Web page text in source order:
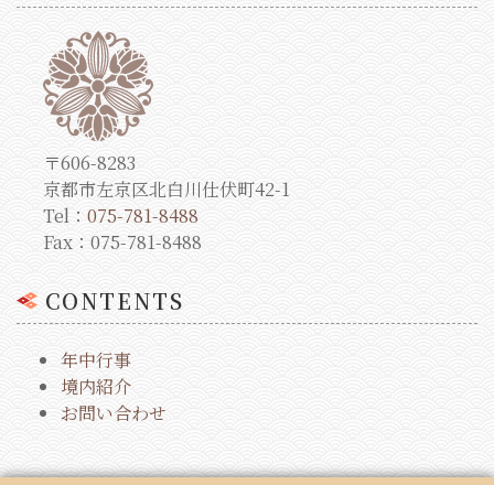
〒606-8283
京都市左京区北白川仕伏町42-1
Tel： 075-781-8488
Fax：075-781-8488
CONTENTS
年中行事
境内紹介
お問い合わせ